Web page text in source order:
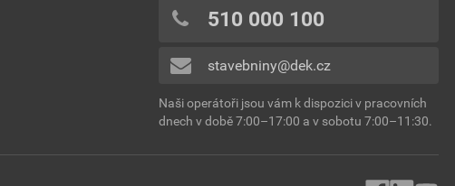
510 000 100
stavebniny@dek.cz
Naši operátoři jsou vám k dispozici v pracovních
dnech v době 7:00–17:00 a v sobotu 7:00–11:30.